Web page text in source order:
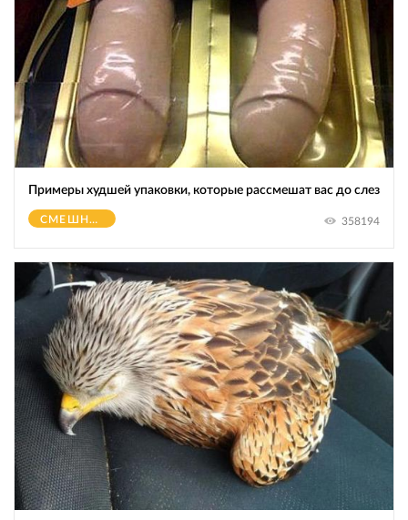
Примеры худшей упаковки, которые рассмешат вас до слез
СМЕШНОЕ 358194